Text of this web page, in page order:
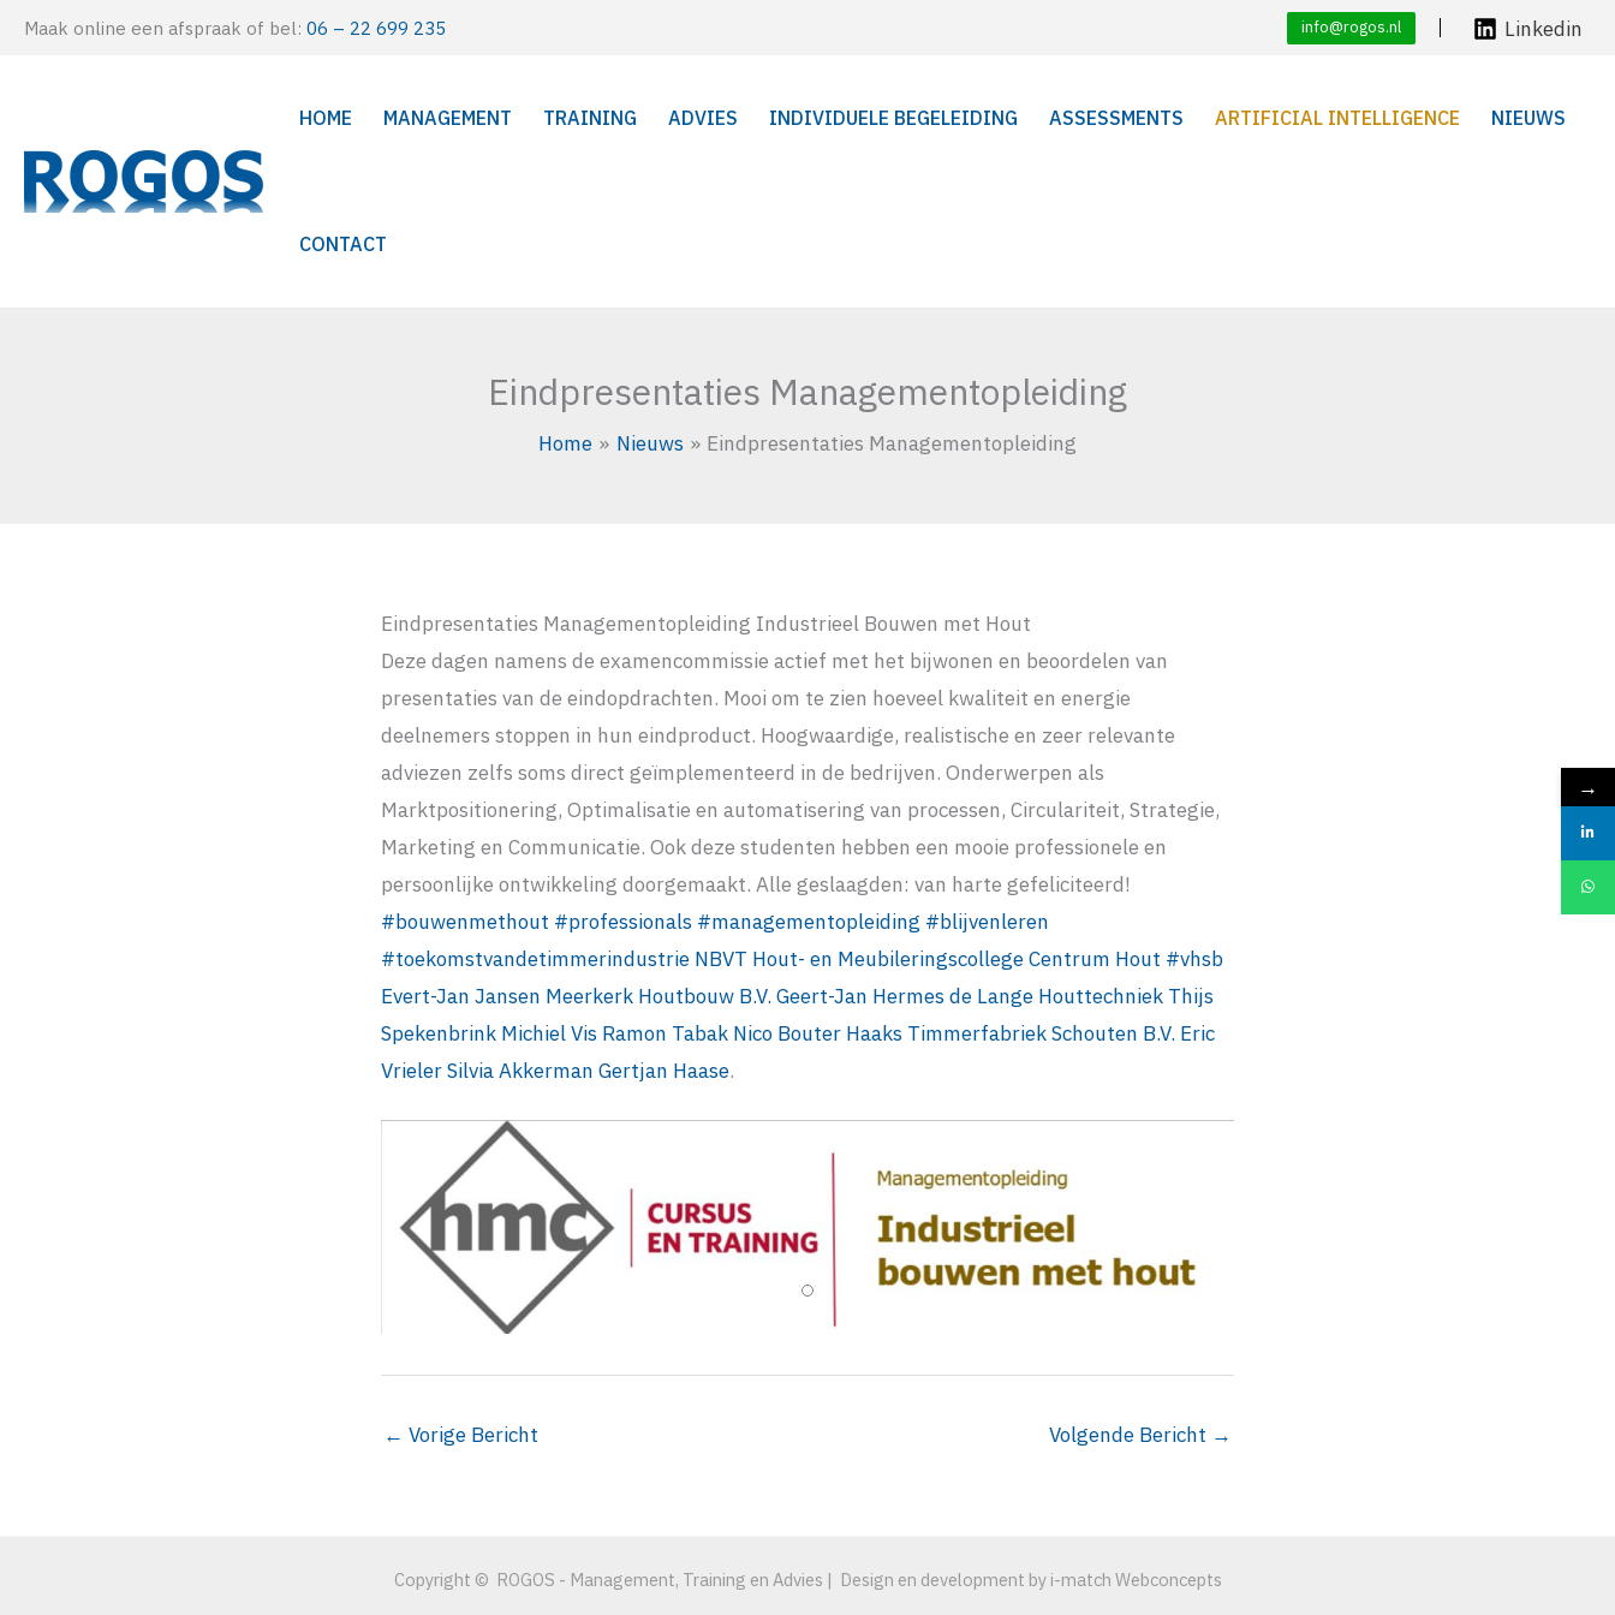
Maak online een afspraak of bel: 06 – 22 699 235 info@rogos.nl Linkedin
HOME MANAGEMENT TRAINING ADVIES INDIVIDUELE BEGELEIDING ASSESSMENTS ARTIFICIAL INTELLIGENCE NIEUWS
CONTACT
Eindpresentaties Managementopleiding
Home Nieuws Eindpresentaties Managementopleiding
Eindpresentaties Managementopleiding Industrieel Bouwen met Hout
Deze dagen namens de examencommissie actief met het bijwonen en beoordelen van
presentaties van de eindopdrachten. Mooi om te zien hoeveel kwaliteit en energie
deelnemers stoppen in hun eindproduct. Hoogwaardige, realistische en zeer relevante
adviezen zelfs soms direct geïmplementeerd in de bedrijven. Onderwerpen als
Marktpositionering, Optimalisatie en automatisering van processen, Circulariteit, Strategie,
Marketing en Communicatie. Ook deze studenten hebben een mooie professionele en
persoonlijke ontwikkeling doorgemaakt. Alle geslaagden: van harte gefeliciteerd!
#bouwenmethout #professionals #managementopleiding #blijvenleren
#toekomstvandetimmerindustrie NBVT Hout- en MeubileringscollegeCentrum Hout #vhsb
Evert-Jan Jansen Meerkerk Houtbouw B.V. Geert-Jan Hermesde Lange Houttechniek Thijs
Spekenbrink Michiel Vis Ramon Tabak Nico Bouter Haaks Timmerfabriek Schouten B.V. Eric
VrielerSilvia Akkerman Gertjan Haase.
← Vorige Bericht Volgende Bericht →
Copyright © ROGOS - Management, Training en Advies | Design en development by i-match Webconcepts
→